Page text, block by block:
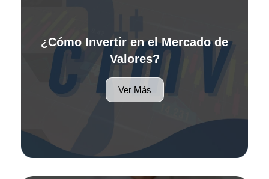
¿Cómo Invertir en el Mercado de
Valores?
Ver Más